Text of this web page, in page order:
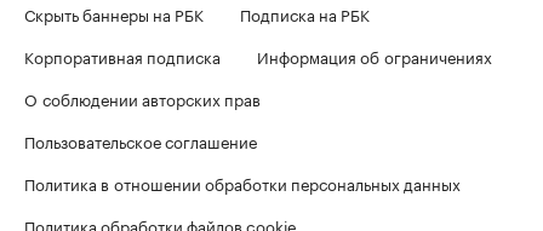
Скрыть баннеры на РБК
Подписка на РБК
Корпоративная подписка
Информация об ограничениях
О соблюдении авторских прав
Пользовательское соглашение
Политика в отношении обработки персональных данных
Политика обработки файлов cookie